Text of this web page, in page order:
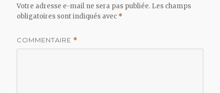
Votre adresse e-mail ne sera pas publiée. Les champs
obligatoires sont indiqués avec *
COMMENTAIRE *